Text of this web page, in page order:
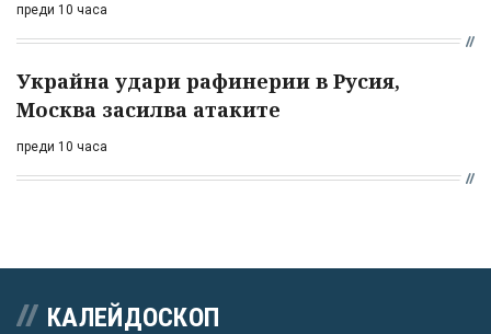
преди 10 часа
Украйна удари рафинерии в Русия,
Москва засилва атаките
преди 10 часа
КАЛЕЙДОСКОП